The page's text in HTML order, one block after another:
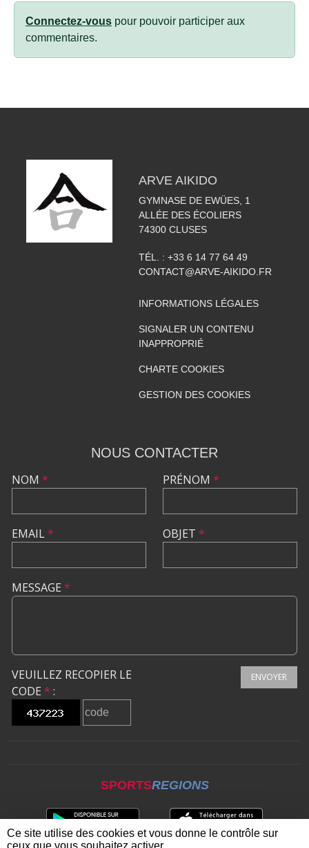
Connectez-vous pour pouvoir participer aux
commentaires.
ARVE AIKIDO
GYMNASE DE EWÜES, 1
ALLÉE DES ÉCOLIERS
74300 CLUSES
TÉL. : +33 6 14 77 64 49
CONTACT@ARVE-AIKIDO.FR
INFORMATIONS LÉGALES
SIGNALER UN CONTENU
INAPPROPRIÉ
CHARTE COOKIES
GESTION DES COOKIES
NOUS CONTACTER
NOM *
EMAIL*
PRÉNOM *
OBJET *
MESSAGE *
VEUILLEZ RECOPIER LE
CODE * :
ENVOYER
SPORTSREGIONS
Ce site utilise des cookies et vous donne le contrôle sur
ceux que vous souhaitez activer